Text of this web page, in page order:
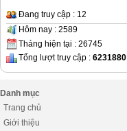
Đang truy cập : 12
Hôm nay : 2589
Tháng hiện tại : 26745
Tổng lượt truy cập : 6231880
Danh mục
Trang chủ
Giới thiệu